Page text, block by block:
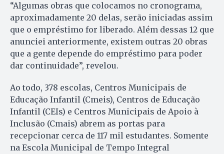
“Algumas obras que colocamos no cronograma,
aproximadamente 20 delas, serão iniciadas assim
que o empréstimo for liberado. Além dessas 12 que
anunciei anteriormente, existem outras 20 obras
que a gente depende do empréstimo para poder
dar continuidade”, revelou.
Ao todo, 378 escolas, Centros Municipais de
Educação Infantil (Cmeis), Centros de Educação
Infantil (CEIs) e Centros Municipais de Apoio à
Inclusão (Cmais) abrem as portas para
recepcionar cerca de 117 mil estudantes. Somente
na Escola Municipal de Tempo Integral